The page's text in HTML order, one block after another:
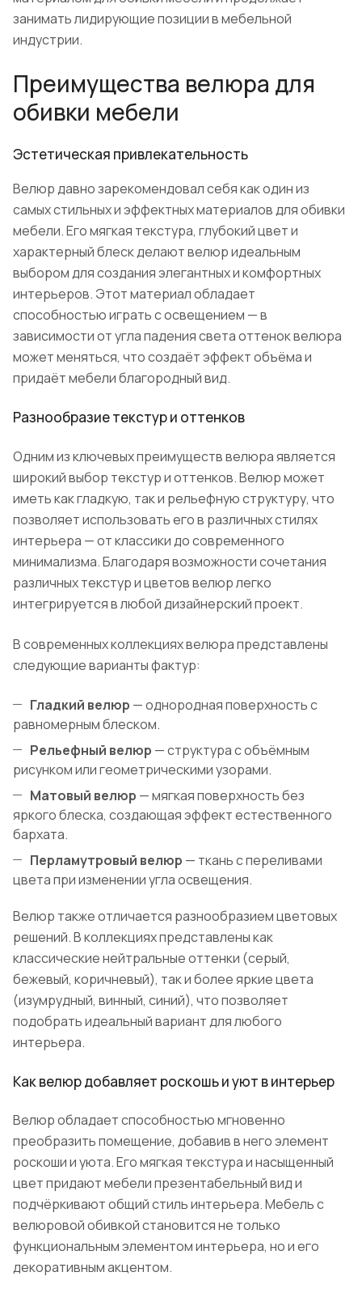
занимать лидирующие позиции в мебельной
индустрии.
Преимущества велюра для
обивки мебели
Эстетическая привлекательность
Велюр давно зарекомендовал себя как один из
самых стильных и эффектных материалов для обивки
мебели. Его мягкая текстура, глубокий цвет и
характерный блеск делают велюр идеальным
выбором для создания элегантных и комфортных
интерьеров. Этот материал обладает
способностью играть с освещением — в
зависимости от угла падения света оттенок велюра
может меняться, что создаёт эффект объёма и
придаёт мебели благородный вид.
Разнообразие текстур и оттенков
Одним из ключевых преимуществ велюра является
широкий выбор текстур и оттенков. Велюр может
иметь как гладкую, так и рельефную структуру, что
позволяет использовать его в различных стилях
интерьера — от классики до современного
минимализма. Благодаря возможности сочетания
различных текстур и цветов велюр легко
интегрируется в любой дизайнерский проект.
В современных коллекциях велюра представлены
следующие варианты фактур:
Гладкий велюр — однородная поверхность с
равномерным блеском.
Рельефный велюр — структура с объёмным
рисунком или геометрическими узорами.
Матовый велюр — мягкая поверхность без
яркого блеска, создающая эффект естественного
бархата.
Перламутровый велюр — ткань с переливами
цвета при изменении угла освещения.
Велюр также отличается разнообразием цветовых
решений. В коллекциях представлены как
классические нейтральные оттенки (серый,
бежевый, коричневый), так и более яркие цвета
(изумрудный, винный, синий), что позволяет
подобрать идеальный вариант для любого
интерьера.
Как велюр добавляет роскошь и уют в интерьер
Велюр обладает способностью мгновенно
преобразить помещение, добавив в него элемент
роскоши и уюта. Его мягкая текстура и насыщенный
цвет придают мебели презентабельный вид и
подчёркивают общий стиль интерьера. Мебель с
велюровой обивкой становится не только
функциональным элементом интерьера, но и его
декоративным акцентом.